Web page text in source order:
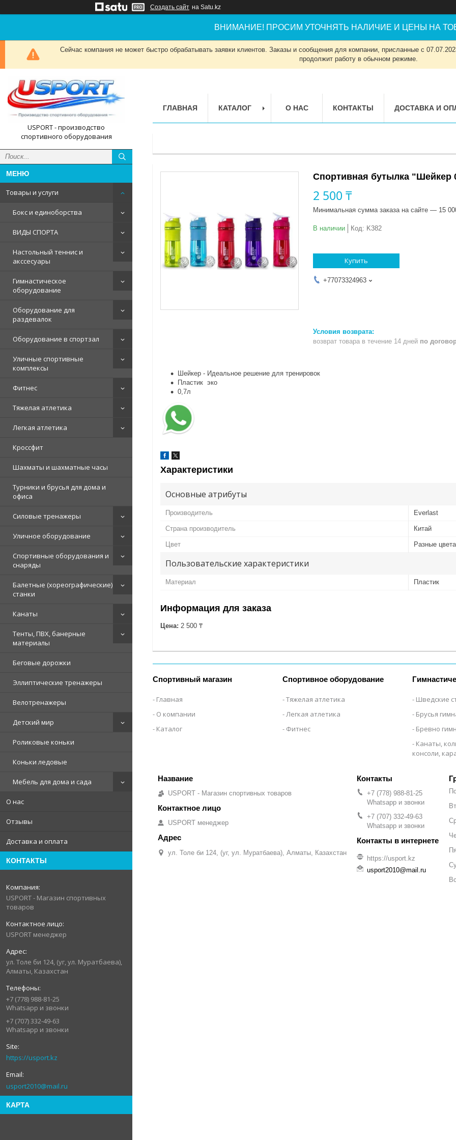
Создать сайт на Satu.kz
ВНИМАНИЕ! ПРОСИМ УТОЧНЯТЬ НАЛИЧИЕ И ЦЕНЫ НА
Сейчас компания не может быстро обрабатывать заявки клиентов. Заказы и сообщения для компании, присланные с
продолжит работу в обычном режиме.
USPORT - производство
спортивного оборудования
Товары и услуги
Бокс и единоборства
ВИДЫ СПОРТА
Настольный теннис и
акссесуары
Гимнастическое
оборудование
Оборудование для
раздевалок
Оборудование в спортзал
Уличные спортивные
комплексы
Фитнес
Тяжелая атлетика
Легкая атлетика
Кроссфит
Шахматы и шахматные часы
Турники и брусья для дома и
офиса
Силовые тренажеры
Уличное оборудование
Спортивные оборудования и
снаряды
Балетные (хореографические)
станки
Канаты
Тенты, ПВХ, банерные
материалы
Беговые дорожки
Эллиптические тренажеры
Велотренажеры
Детский мир
Роликовые коньки
Коньки ледовые
Мебель для дома и сада
О нас
Отзывы
Доставка и оплата
КОНТАКТЫ
USPORT - Магазин спортивных
товаров
USPORT менеджер
ул. Толе би 124, (уг, ул. Муратбаева),
Алматы, Казахстан
+7 (778) 988-81-25
Whatsapp и звонки
+7 (707) 332-49-63
Whatsapp и звонки
https://usport.kz
usport2010@mail.ru
КАРТА
ГЛАВНАЯ КАТАЛОГ О НАС КОНТАКТЫ ДОСТАВКА И
Спортивная бутылка "Шейкер
2 500 ₸
Минимальная сумма заказа на сайте — 15
В наличии Код: K382
Купить
+77073324963
возврат товара в течение 14 дней по
Шейкер - Идеальное решение для тренировок
Пластик эко
0,7л
Характеристики
Основные атрибуты
Производитель Everlast
Страна производитель Китай
Цвет Разные цвета
Пользовательские характеристики
Материал Пластик
Информация для заказа
Цена: 2 500 ₸
Спортивный магазин
Главная
О компании
Каталог
Спортивное оборудование
Тяжелая атлетика
Легкая атлетика
Фитнес
Шведские
Брусья
Бревно
Канаты,
консоли,
USPORT - Магазин спортивных товаров
USPORT менеджер
ул. Толе би 124, (уг, ул. Муратбаева), Алматы, Казахстан
+7 (778) 988-81-25
Whatsapp и звонки
+7 (707) 332-49-63
Whatsapp и звонки
https://usport.kz
usport2010@mail.ru